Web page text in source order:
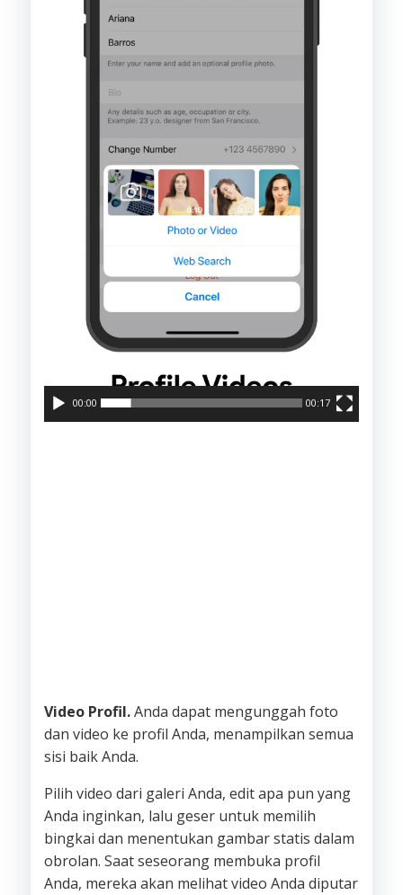
00:00 00:17
Video Profil.Anda dapat mengunggah foto
dan video ke profil Anda, menampilkan semua
sisi baik Anda.
Pilih video dari galeri Anda, edit apa pun yang
Anda inginkan, lalu geser untuk memilih
bingkai dan menentukan gambar statis dalam
obrolan. Saat seseorang membuka profil
Anda, mereka akan melihat video Anda diputar